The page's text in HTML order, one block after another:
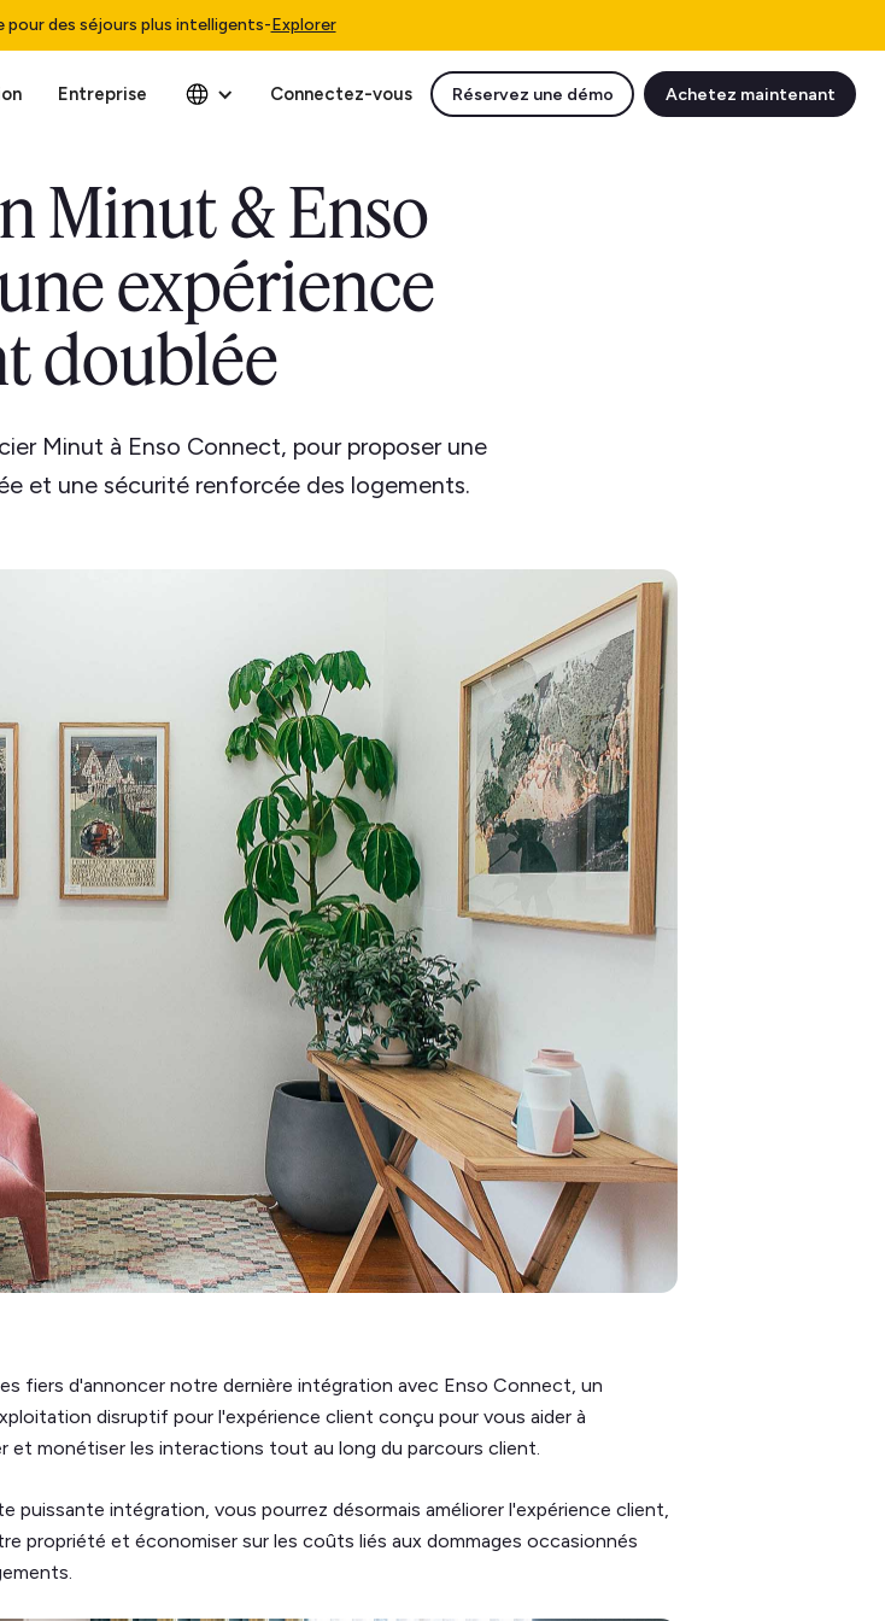
pour des séjours plus intelligents-Explorer
Entreprise Connectez-vous Réservez une démo Achetez maintenant
Minut & Enso
expérience
doublée
Minut à Enso Connect, pour proposer une
et une sécurité renforcée des logements.
fiers d'annoncer notre dernière intégration avec Enso Connect, un
disruptif pour l'expérience client conçu pour vous aider à
et monétiser les interactions tout au long du parcours client.
puissante intégration, vous pourrez désormais améliorer l'expérience client,
propriété et économiser sur les coûts liés aux dommages occasionnés